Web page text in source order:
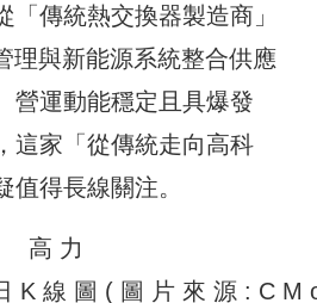
「傳統熱交換器製造商」
理與新能源系統整合供應
營運動能穩定且具爆發
這家「從傳統走向高科
值得長線關注。